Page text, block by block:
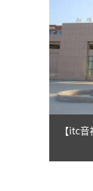
【itc